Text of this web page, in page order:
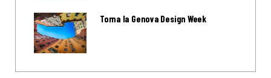
Torna la Genova Design Week